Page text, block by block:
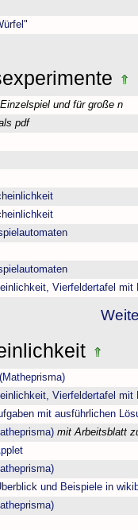
Einzelspiel und für große n
pdf
Vierfeldertafel mit
Vierfeldertafel mit
mit ausführlichen
mit Arbeitsblatt
und Beispiele in